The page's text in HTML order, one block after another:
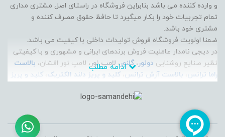
و وارده کننده می باشد بنابراین فروشگاه در راستای اصل مشتری مداری
تمام تجربیات خود را بکار میگیرد تا حافظ حقوق مصرف کننده و
مشتری خود باشد.
ضمنا اولویت فروشگاه فروش تولیدات داخلی با کیفیت می باشد.
در دیجی نامدار عاملیت فروش برندهای ایرانی و مشهوری و با کیفیتی
نظیر صنایع روشنایی دونور ،گلنور، لامپ نور ، لامپ نور افشان، بالاست
راما ترانس بالاست آرش ترانس کلید و پریز دلند الکتریک کلید و پریز
لوشان، سیم و کابل زرتافت کرمان، سیم و کابل پرتو الکتریک، سیم و
کابل مازندران،
توانید جدیدترین محصولات این برندها رو به صورت آنلاین تهیه کنید
و به راحتی درب منزل تحویل بگیرید.
ادامه مطلب